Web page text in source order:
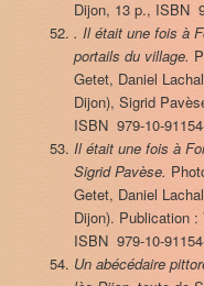
Dijon, 13 p., ISBN
. Il était une fois à
portails du village.
Getet, Daniel
Dijon), Sigrid
ISBN 979-10-
Il était une fois à
Sigrid Pavèse.
Getet, Daniel
Dijon). Publication
ISBN 979-10-
Un abécédaire